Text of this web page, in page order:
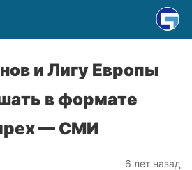
и Лигу Европы
в формате
— СМИ
6 лет назад